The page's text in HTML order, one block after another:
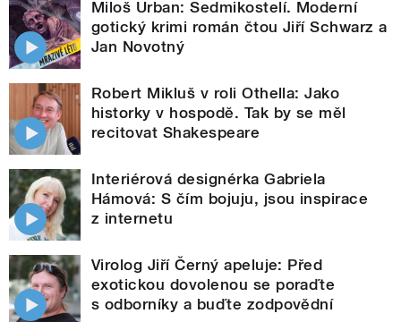
Miloš Urban: Sedmikostelí. Moderní
gotický krimi román čtou Jiří Schwarz a
Jan Novotný
Robert Mikluš v roli Othella: Jako
historky v hospodě. Tak by se měl
recitovat Shakespeare
Interiérová designérka Gabriela
Hámová: S čím bojuju, jsou inspirace
z internetu
Virolog Jiří Černý apeluje: Před
exotickou dovolenou se poraďte
s odborníky a buďte zodpovědní